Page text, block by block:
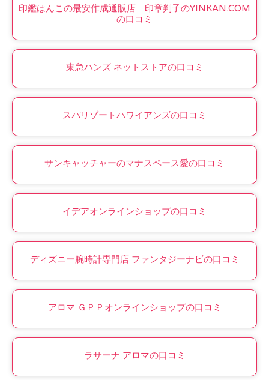
印鑑はんこの最安作成通販店 印章判子のYINKAN.COM
の口コミ
東急ハンズ ネットストアの口コミ
スパリゾートハワイアンズの口コミ
サンキャッチャーのマナスペース愛の口コミ
イデアオンラインショップの口コミ
ディズニー腕時計専門店 ファンタジーナビの口コミ
アロマ ＧＰＰオンラインショップの口コミ
ラサーナ アロマの口コミ